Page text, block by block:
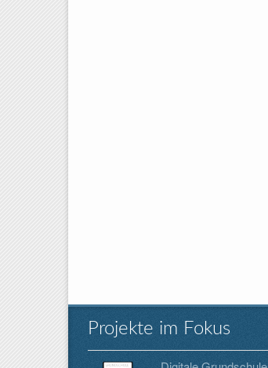
Projekte im Fokus